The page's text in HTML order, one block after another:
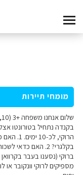
מומחי תיירות
בקנדה נתחיל בטורונטו
הרוקי, לכ-
בקלגרי? 2. האם כדאי
מספיקים לרוקי וונקובר או